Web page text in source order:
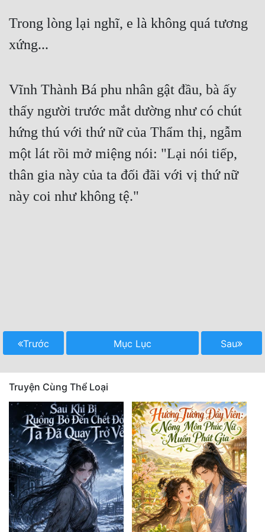
Trong lòng lại nghĩ, e là không quá tương
xứng...
Vĩnh Thành Bá phu nhân gật đầu, bà ấy
thấy người trước mắt dường như có chút
hứng thú với thứ nữ của Thẩm thị, ngẫm
một lát rồi mở miệng nói: "Lại nói tiếp,
thân gia này của ta đối đãi với vị thứ nữ
này coi như không tệ."
Trước Mục Lục Sau
Truyện Cùng Thể Loại